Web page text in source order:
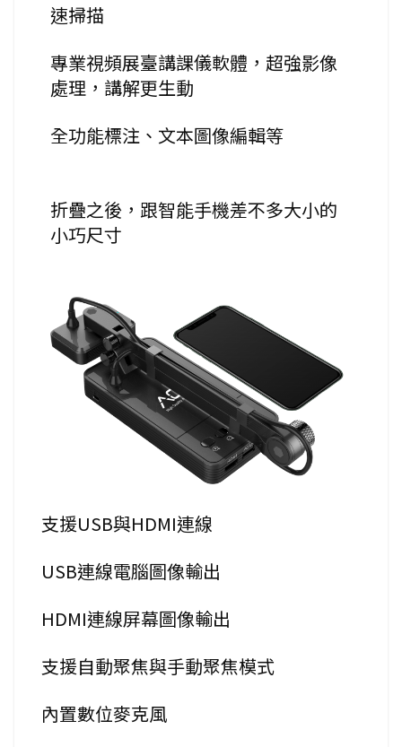
速掃描
專業視頻展臺講課儀軟體，超強影像
處理，講解更生動
全功能標注、文本圖像編輯等
折疊之後，跟智能手機差不多大小的
小巧尺寸
支援USB與HDMI連線
USB連線電腦圖像輸出
HDMI連線屏幕圖像輸出
支援自動聚焦與手動聚焦模式
內置數位麥克風